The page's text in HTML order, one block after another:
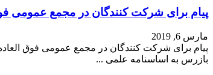
پیام برای شرکت کنندگان در مجمع عمومی فوق العاده سال
مارس 6, 2019
بازرس به اساسنامه علمی ...